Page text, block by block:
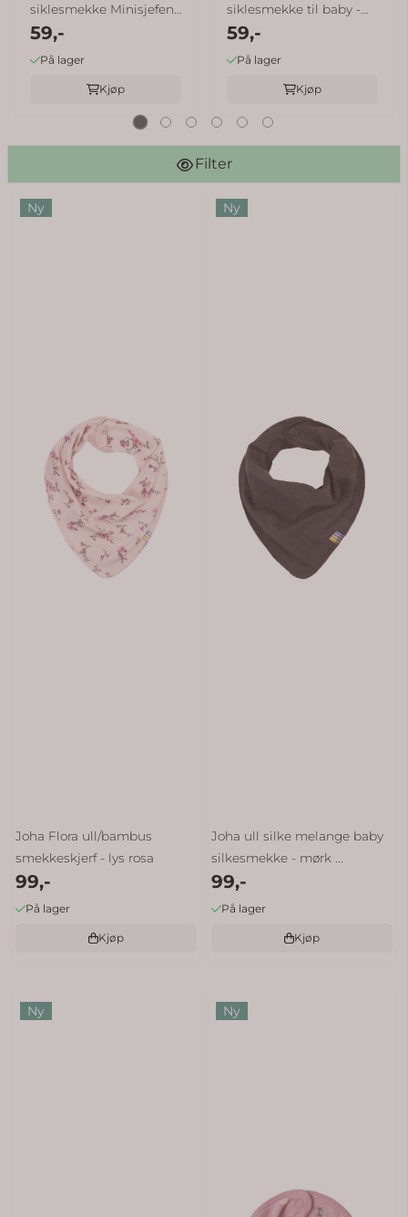
siklesmekke Minisjefen
- walnut
59,-
På lager
Kjøp
siklesmekke til baby -
100% Perfekt ...
59,-
På lager
Kjøp
Filter
Ny
Joha Flora ull/bambus
smekkeskjerf - lys rosa
99,-
På lager
Kjøp
Ny
Joha ull silke melange baby
silkesmekke - mørk ...
99,-
På lager
Kjøp
Ny Ny